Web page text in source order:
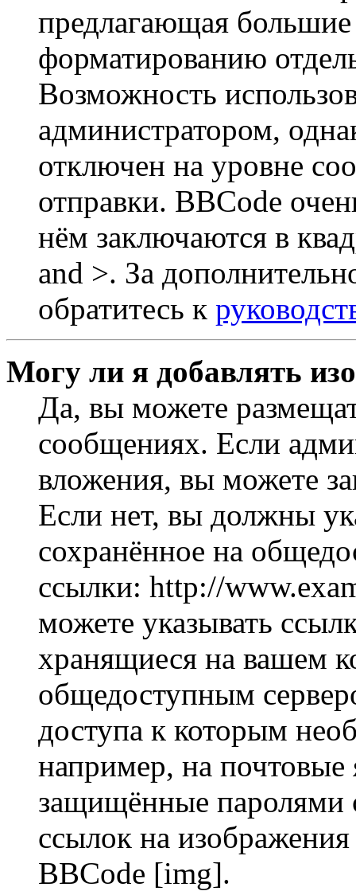
предлагающая
форматированию
Возможность
администратором,
отключен на уровне
отправки. BBCode
нём заключаются в
and >. За
обратитесь к
Могу ли я добавлять
Да, вы можете
сообщениях. Если
вложения, вы можете
Если нет, вы должны
сохранённое на
ссылки: http://
можете указывать
хранящиеся на вашем
общедоступным
доступа к которым
например, на
защищённые паролями
ссылок на
BBCode [img].